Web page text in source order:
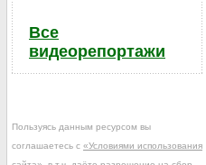
Все
видеорепортажи
Пользуясь данным ресурсом вы
соглашаетесь с «Условиями использования